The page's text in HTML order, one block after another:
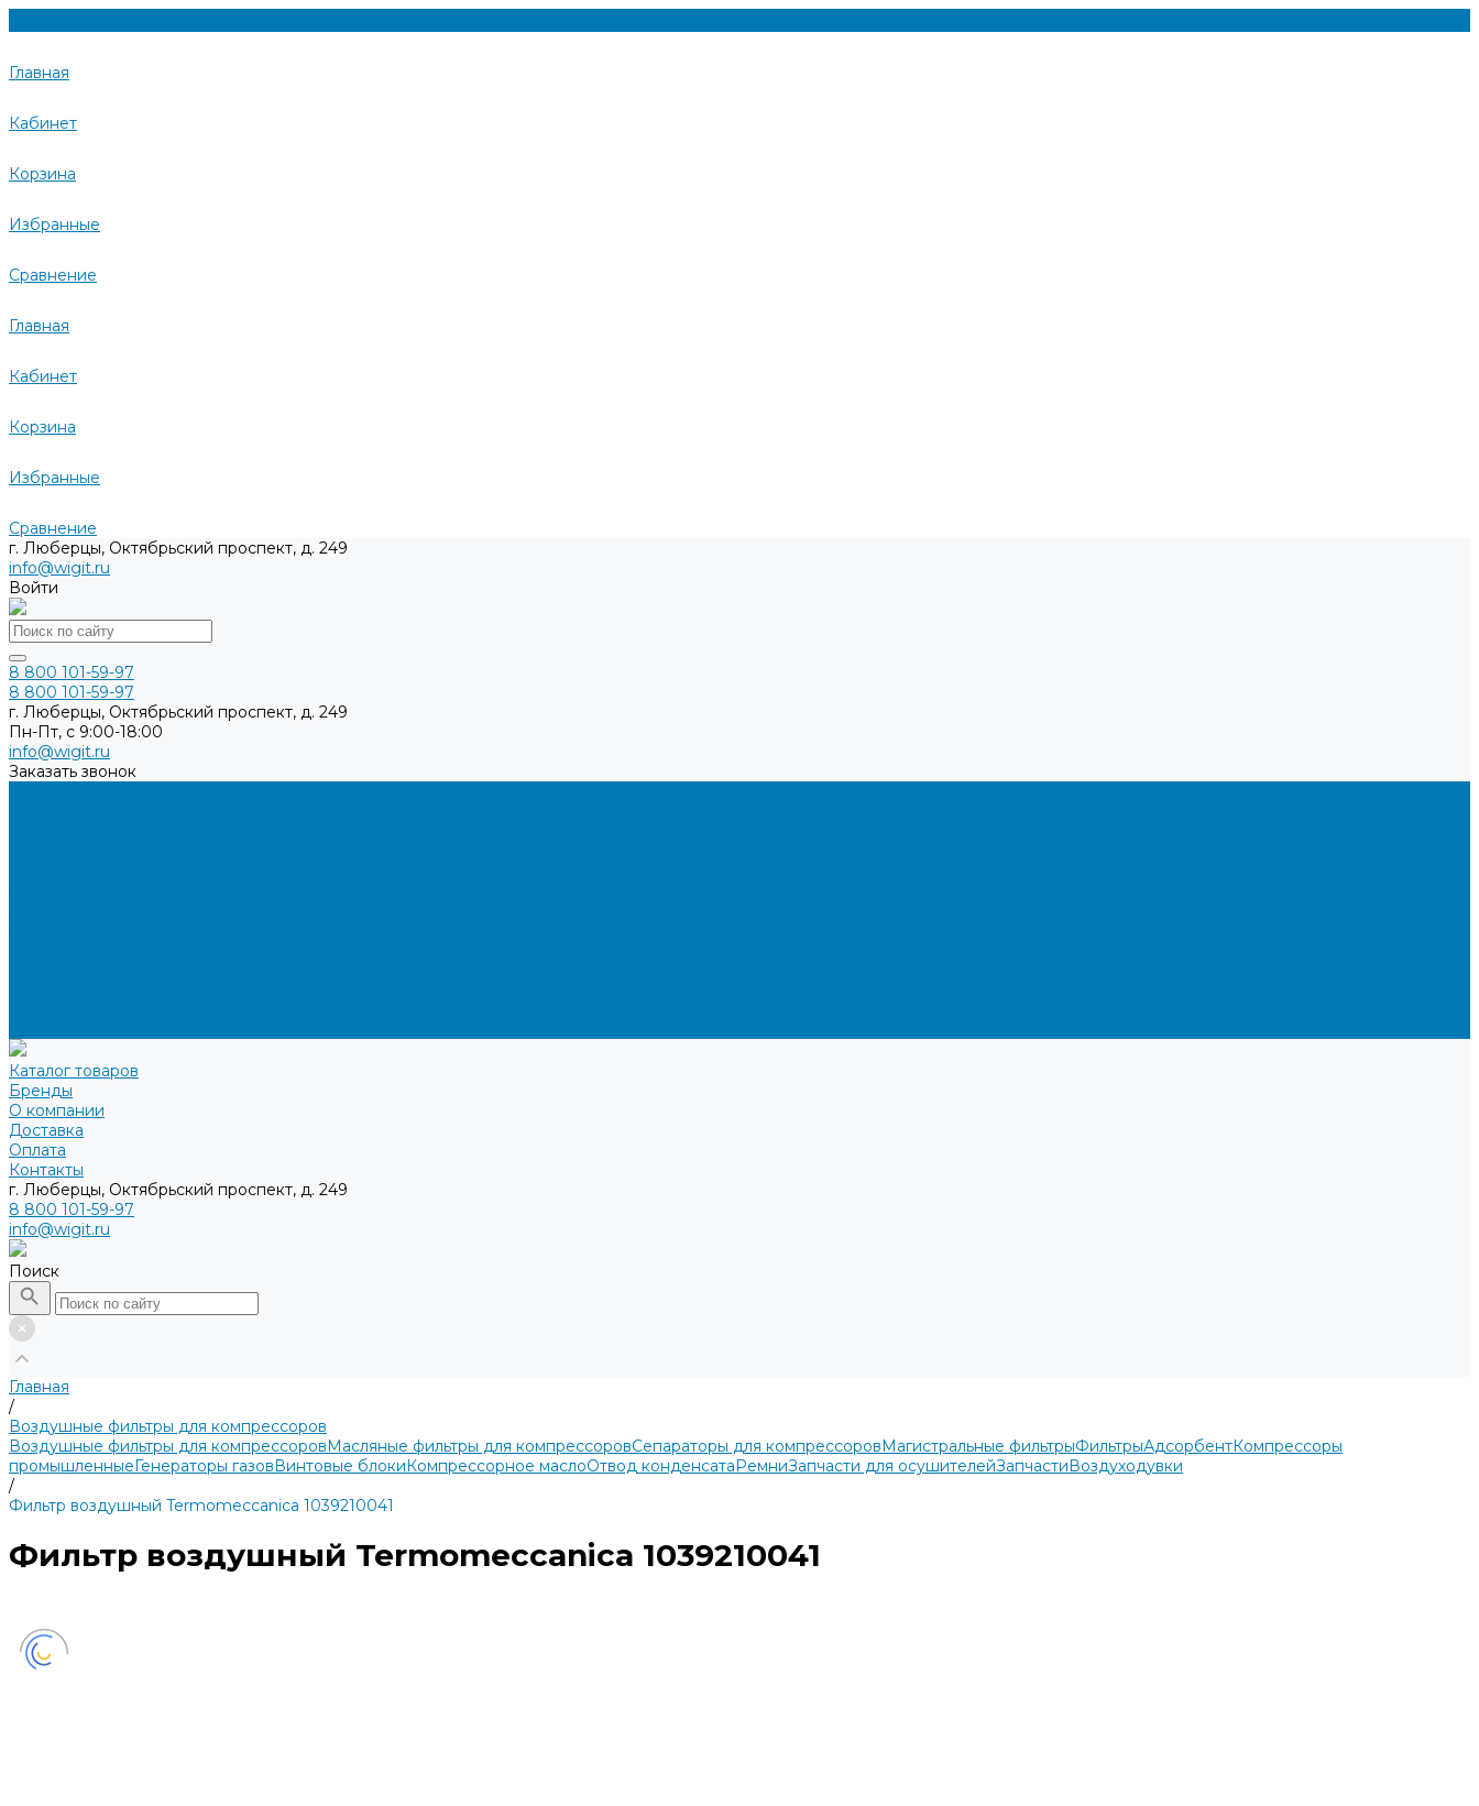
Главная
Кабинет
Корзина
Избранные
Сравнение
Главная
Кабинет
Корзина
Избранные
Сравнение
г. Люберцы, Октябрьский проспект, д. 249
info@wigit.ru
Войти
8 800 101-59-97
8 800 101-59-97
г. Люберцы, Октябрьский проспект, д. 249
Пн-Пт, с 9:00-18:00
info@wigit.ru
Заказать звонок
Каталог товаров
Бренды
О компании
Доставка
Оплата
Контакты
г. Люберцы, Октябрьский проспект, д. 249
8 800 101-59-97
info@wigit.ru
Поиск
Главная
/
Воздушные фильтры для компрессоров
Воздушные фильтры для компрессоровМасляные фильтры для компрессоровСепараторы для компрессоровМагистральные фильтрыФильтрыАдсорбентКомпрессоры
промышленныеГенераторы газовВинтовые блокиКомпрессорное маслоОтвод конденсатаРемниЗапчасти для осушителейЗапчастиВоздуходувки
/
Фильтр воздушный Termomeccanica 1039210041
Фильтр воздушный Termomeccanica 1039210041